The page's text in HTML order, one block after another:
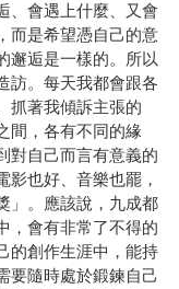
、會遇上什麼、又會
而是希望憑自己的意
邂逅是一樣的。所以
訪。每天我都會跟各
抓著我傾訴主張的
，各有不同的緣
對自己而言有意義的
影也好、音樂也罷，
」。應該說，九成都
，會有非常了不得的
的創作生涯中，能持
要隨時處於鍛鍊自己